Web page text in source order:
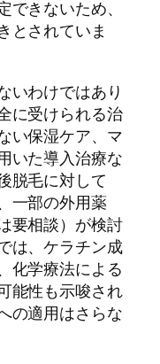
きないため、
とされていま
いわけではあり
に受けられる治
い保湿ケア、マ
いた導入治療な
脱毛に対して
一部の外用薬
要相談）が検討
は、ケラチン成
化学療法による
能性も示唆され
の適用はさらな